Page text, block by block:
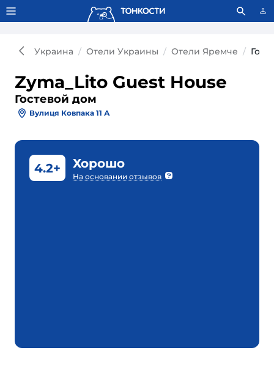
Тонкости используют сookie-файлы. Что это значит?
Украина Отели Украины Отели Яремче
Zyma_Lito Guest House
Гостевой дом
Вулиця Ковпака 11 А
4.2+ Хорошо
На основании отзывов